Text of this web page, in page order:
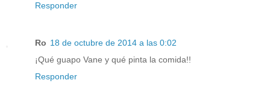
Responder
Ro 18 de octubre de 2014 a las 0:02
¡Qué guapo Vane y qué pinta la comida!!
Responder